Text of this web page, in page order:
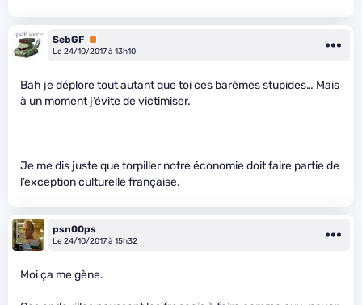
SebGF Premium
Le 24/10/2017 à 13h10
Bah je déplore tout autant que toi ces barèmes stupides… Mais
à un moment j’évite de victimiser.
Je me dis juste que torpiller notre économie doit faire partie de
l’exception culturelle française.
psn00ps
Le 24/10/2017 à 15h32
Moi ça me gène.